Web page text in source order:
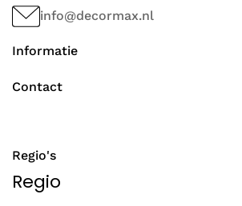
Informatie
Contact
info@decormax.nl
Regio's
Regio